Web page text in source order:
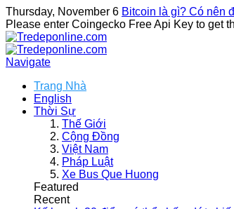
Thursday, November 6 Bitcoin là gì? Có nên
Please enter Coingecko Free Api Key to get
Navigate
Trang Nhà
English
Thời Sự
Thế Giới
Cộng Đồng
Việt Nam
Pháp Luật
Xe Bus Que Huong
Featured
Recent